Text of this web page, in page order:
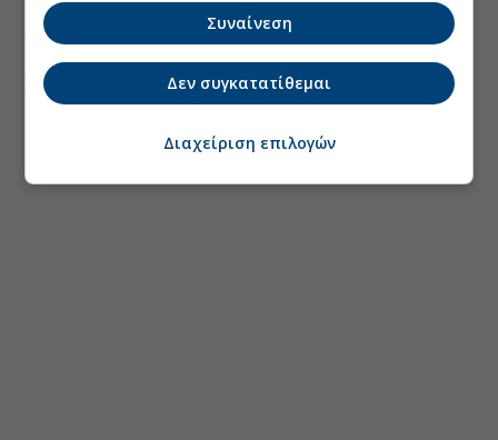
Συναίνεση
Δεν συγκατατίθεμαι
Διαχείριση επιλογών